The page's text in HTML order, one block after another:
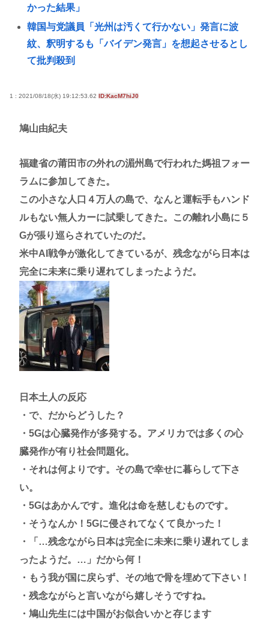
かった結果」
韓国与党議員「光州は汚くて行かない」発言に波
紋、釈明するも「バイデン発言」を想起させるとし
て批判殺到
AIに「ドラクエ5の昔風アニメを作って」と命令して
歌手の松山千春さん（70）
る景色も変わってしまう。⋯だから曖昧でいい。ど
うか、白黒ハッキリさせないで
女球審、高校球児にキレられてしまうwww
高市早苗さん、憧れのバンドを官邸に招き、自身の
サイン入りドラム・スティックをプレゼントw
若くて美人なママと親友の淫らな行為内容を毎回聞
かされる「女神の加護を受けしママのサーガ」3巻 今
ガチで “ママ” ブーム来てるよな
ポケカ資産が100万円超えた男の子www
【高市動画】こういうオスガキってどうやったら産
まれるの？
中国のメスガキ、民度が終わりすぎてる
Powered by livedoor 相互RSS
1 : 2021/08/18(水) 19:12:53.62 ID:KacM7hiJ0
鳩山由紀夫
福建省の莆田市の外れの湄州島で行われた媽祖フォー
ラムに参加してきた。
この小さな人口４万人の島で、なんと運転手もハンド
ルもない無人カーに試乗してきた。この離れ小島に５
Gが張り巡らされていたのだ。
米中AI戦争が激化してきているが、残念ながら日本は
完全に未来に乗り遅れてしまったようだ。
日本土人の反応
・で、だからどうした？
・5Gは心臓発作が多発する。アメリカでは多くの心
臓発作が有り社会問題化。
・それは何よりです。その島で幸せに暮らして下さ
い。
・5Gはあかんです。進化は命を慈しむものです。
・そうなんか！5Gに侵されてなくて良かった！
・「…残念ながら日本は完全に未来に乗り遅れてしま
ったようだ。…」だから何！
・もう我が国に戻らず、その地で骨を埋めて下さい！
・残念ながらと言いながら嬉しそうですね。
・鳩山先生には中国がお似合いかと存じます